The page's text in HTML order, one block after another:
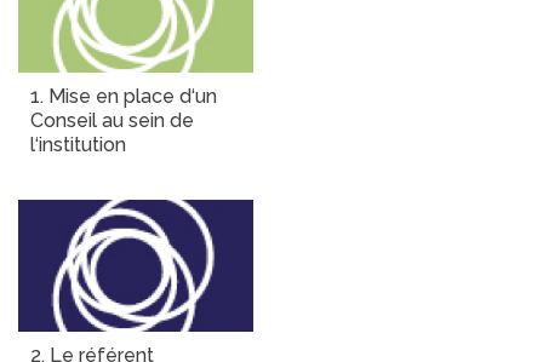
1. Mise en place d‘un
Conseil au sein de
l‘institution
2. Le référent